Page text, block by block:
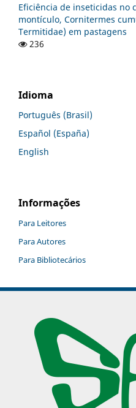
Eficiência de inseticidas no
montículo, Cornitermes
Termitidae) em pastagens
236
Idioma
Português (Brasil)
Español (España)
English
Informações
Para Leitores
Para Autores
Para Bibliotecários